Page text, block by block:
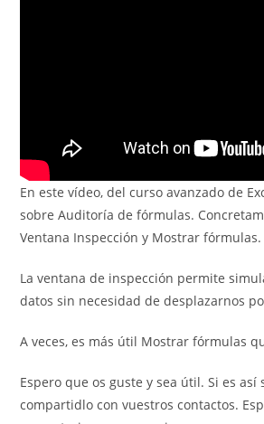
En este vídeo, del curso avanzado de
sobre Auditoría de fórmulas.
Ventana Inspección y Mostrar fórmulas.
La ventana de inspección permite
datos sin necesidad de desplazarnos
A veces, es más útil Mostrar fórmulas
Espero que os guste y sea útil. Si es así
compartidlo con vuestros contactos.